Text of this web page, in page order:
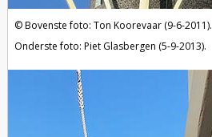
Bovenste foto: Ton Koorevaar (9-6-2011).
Onderste foto: Piet Glasbergen (5-9-2013).